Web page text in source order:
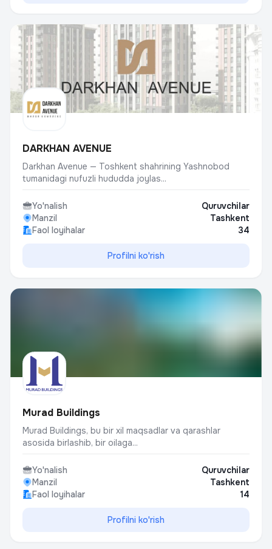
DARKHAN AVENUE
Darkhan Avenue — Toshkent shahrining Yashnobod
tumanidagi nufuzli hududda joylas...
Yo'nalish
Quruvchilar
Manzil
Tashkent
Faol loyihalar
34
Profilni ko'rish
Murad Buildings
Murad Buildings, bu bir xil maqsadlar va qarashlar
asosida birlashib, bir oilaga...
Yo'nalish
Quruvchilar
Manzil
Tashkent
Faol loyihalar
14
Profilni ko'rish